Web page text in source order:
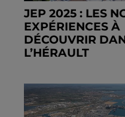
JEP 2025 : LES
EXPÉRIENCES À
DÉCOUVRIR
L’HÉRAULT